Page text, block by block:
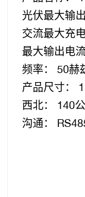
光伏最大输
交流最大充
最大输出电
频率： 50赫
产品尺寸：
西北： 140
沟通：